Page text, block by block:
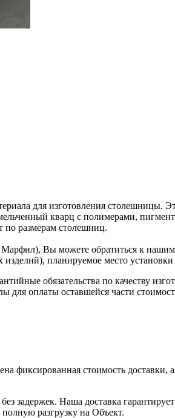
для изготовления столешницы.
кварц с полимерами,
по размерам столешниц.
Вы можете обратиться к
планируемое место установки
обязательства по качеству
оплаты оставшейся части
фиксированная стоимость
задержек. Наша доставка
разгрузку на Объект.